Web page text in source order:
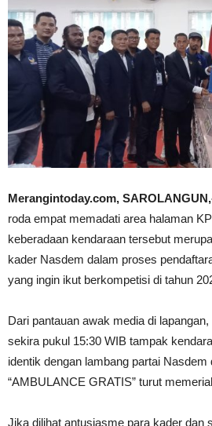
Merangintoday.com,
roda empat memadati area halaman
keberadaan kendaraan tersebut
kader Nasdem dalam proses
yang ingin ikut berkompetisi di tahun
Dari pantauan awak media di
sekira pukul 15:30 WIB tampak
identik dengan lambang partai Nasdem
“AMBULANCE GRATIS” turut
Jika dilihat antusiasme para kader dan